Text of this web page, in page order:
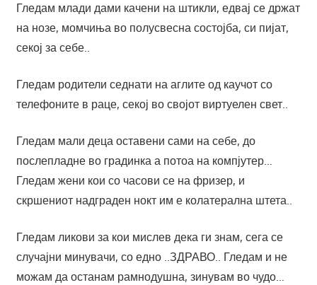
Гледам млади дами качени на штикли, едвај се држат
на нозе, момчиња во полусвесна состојба, си пијат,
секој за себе..
Гледам родители седнати на аглите од каучот со
телефоните в раце, секој во својот виртуелен свет..
Гледам мали деца оставени сами на себе, до
послепладне во градинка а потоа на компјутер…
Гледам жени кои со часови се на фризер, и
скршениот надграден нокт им е колатерална штета..
Гледам ликови за кои мислев дека ги знам, сега се
случајни минувачи, со едно ..ЗДРАВО.. Гледам и не
можам да останам рамнодушна, зинувам во чудо…